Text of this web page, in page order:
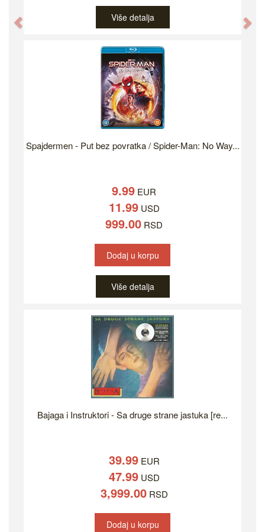
Više detalja
Spajdermen - Put bez povratka / Spider-Man: No Way...
9.99 EUR
11.99USD
999.00 RSD
Dodaj u korpu
Više detalja
Bajaga i Instruktori - Sa druge strane jastuka [re...
39.99EUR
47.99USD
3,999.00RSD
Dodaj u korpu